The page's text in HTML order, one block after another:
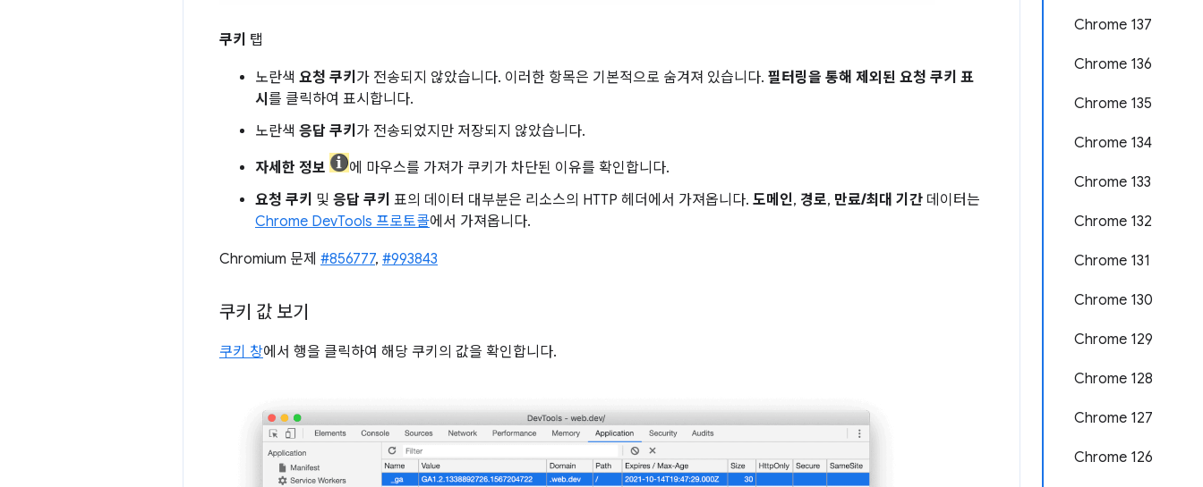
Chrome 137
Chrome 136
Chrome 135
Chrome 134
Chrome 133
Chrome 132
Chrome 131
Chrome 130
Chrome 129
Chrome 128
Chrome 127
Chrome 126
쿠키 탭
노란색 요청 쿠키 가 전송되지 않았습니다. 이러한 항목은 기본적으로 숨겨져 있습니다. 필터링을 통해 제외된 요청 쿠키 표
시 를 클릭하여 표시합니다.
노란색 응답 쿠키 가 전송되었지만 저장되지 않았습니다.
자세한 정보
에 마우스를 가져가 쿠키가 차단된 이유를 확인합니다.
요청 쿠키 및 응답 쿠키 표의 데이터 대부분은 리소스의 HTTP 헤더에서 가져옵니다. 도메인, 경로, 만료/최대 기간 데이터는
Chrome DevTools 프로토콜에서 가져옵니다.
Chromium 문제 #856777, #993843
쿠키 값 보기
쿠키 창에서 행을 클릭하여 해당 쿠키의 값을 확인합니다.